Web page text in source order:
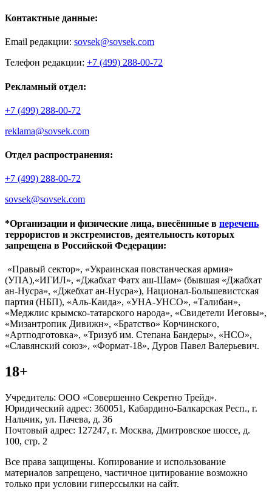
Контактные данные:
Email редакции: sovsek@sovsek.com
Телефон редакции: +7 (499) 288-00-72
Рекламный отдел:
+7 (499) 288-00-72
reklama@sovsek.com
Отдел распространения:
+7 (499) 288-00-72
sovsek@sovsek.com
*Организации и физические лица, внесённные в перечень
террористов и экстремистов, деятельность которых
запрещена в Российской Федерации:
«Правый сектор», «Украинская повстанческая армия»
(УПА),«ИГИЛ», «Джабхат Фатх аш-Шам» (бывшая «Джабхат
ан-Нусра», «Джебхат ан-Нусра»), Национал-Большевистская
партия (НБП), «Аль-Каида», «УНА-УНСО», «Талибан»,
«Меджлис крымско-татарского народа», «Свидетели Иеговы»,
«Мизантропик Дивижн», «Братство» Корчинского,
«Артподготовка», «Тризуб им. Степана Бандеры», «НСО»,
«Славянский союз», «Формат-18», Дуров Павел Валерьевич.
18+
Учредитель: ООО «Совершенно Секретно Трейд».
Юридический адрес: 360051, Кабардино-Балкарская Респ., г.
Нальчик, ул. Пачева, д. 36
Почтовый адрес: 127247, г. Москва, Дмитровское шоссе, д.
100, стр. 2
Все права защищены. Копирование и использование
материалов запрещено, частичное цитирование возможно
только при условии гиперссылки на сайт.